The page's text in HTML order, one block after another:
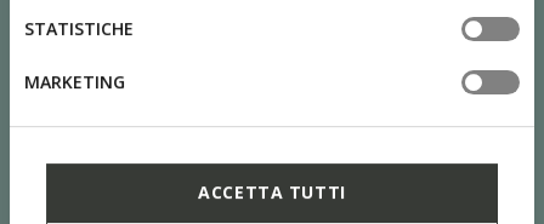
STATISTICHE
MARKETING
ACCETTA TUTTI